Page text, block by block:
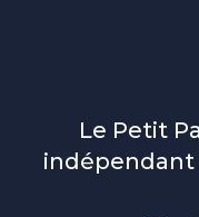
Le Petit
indépendant